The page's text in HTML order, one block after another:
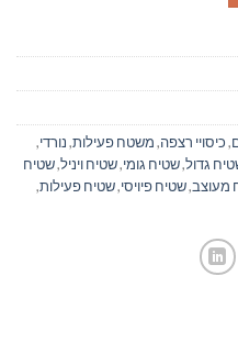
,כיסויי רצפה,משטח פעילות,נורדי,
גדול,שטיח גומי,שטיח ויניל,שטיח
מעוצב,שטיח פיויסי,שטיח פעילות,